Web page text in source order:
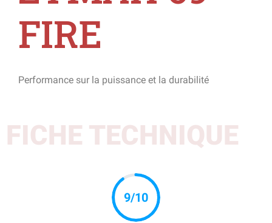
FIRE
Performance sur la puissance et la durabilité
FICHE TECHNIQUE
9/10